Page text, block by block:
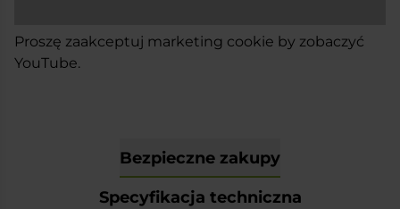
Proszę zaakceptuj marketing cookie by zobaczyć
YouTube.
Bezpieczne zakupy
Specyfikacja techniczna